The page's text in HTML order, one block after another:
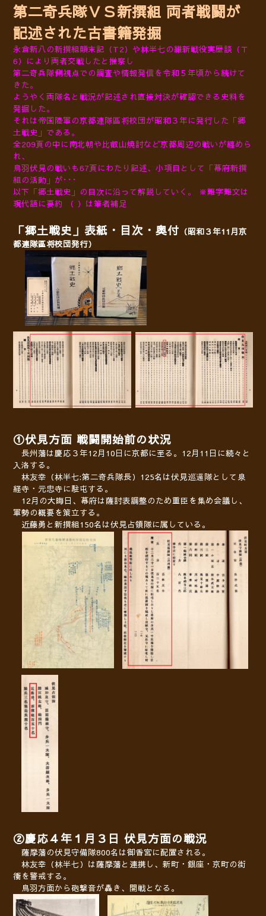
第二奇兵隊ＶＳ新撰組 両者戦闘が
記述された古書籍発掘
永倉新八の新撰組顛末記（T2）や林半七の維新戦役実歴談（Ｔ
6）により両者交戦したと推察し
第二奇兵隊側視点での調査や情報発信を令和５年頃から続けて
きた。
ようやく両隊名と戦況が記述され直接対決が確認できる史料を
発掘した。
それは帝国陸軍の京都連隊區将校団が昭和３年に発行した「郷
土戦史」である。
全209頁の中に南北朝や比叡山焼討など京都周辺の戦いが纏めら
れ、
鳥羽伏見の戦いも67頁にわたり記述、小項目として「幕府新撰
組の活動」が･･･
以下「郷土戦史」の目次に沿って解説していく。 ※難字難文は
現代語に要約 （ ）は筆者補足
「郷土戦史」表紙・ 目次・奥付 （昭和３年11月京
都連隊區将校団発行）
①伏見方面 戦闘開始前の状況
長州藩は慶応３年12月10日に京都に至る。12月11日に続々と
入洛する。
林友幸（林半七:第二奇兵隊長）125名は伏見巡邏隊として泉
経寺・元忠寺に駐屯する。
12月の大晦日、幕府は薩討表調整のため重臣を集め会議し、
軍勢の概要を策立する。
近藤勇と新撰組150名は伏見占領隊に属している。
②慶応４年１月３日 伏見方面の戦況
薩摩藩の伏見守備隊800名は御香宮に配置される。
林友幸（林半七）は薩摩藩と連携し、新町・銀座・京町の街
衝を警戒する。
鳥羽方面から砲撃音が轟き、開戦となる。